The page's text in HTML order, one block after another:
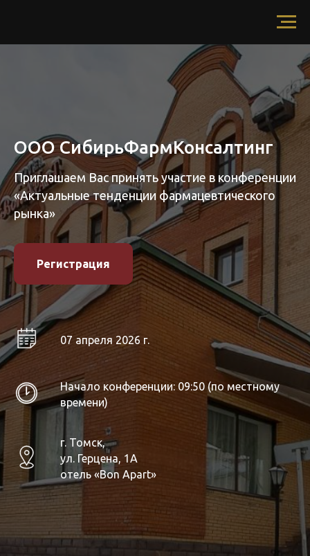
ООО СибирьФармКонсалтинг
Приглашаем Вас принять участие в конференции
«Актуальные тенденции фармацевтического
рынка»
Регистрация
07 апреля 2026 г.
Начало конференции: 09:50 (по местному
времени)
г. Томск,
ул. Герцена, 1А
отель «Bon Apart»